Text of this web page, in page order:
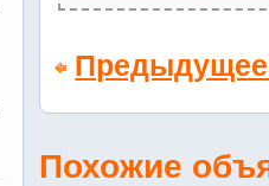
Похожие